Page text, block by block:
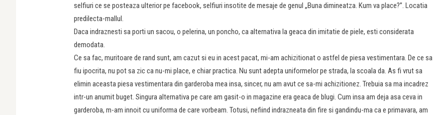
selfiuri ce se posteaza ulterior pe facebook, selfiuri insotite de mesaje de genul „Buna dimineatza. Kum va place?”. Locatia
predilecta-mallul.
Daca indraznesti sa porti un sacou, o pelerina, un poncho, ca alternativa la geaca din imitatie de piele, esti considerata
demodata.
Ce sa fac, muritoare de rand sunt, am cazut si eu in acest pacat, mi-am achizitionat o astfel de piesa vestimentara. De ce sa
fiu ipocrita, nu pot sa zic ca nu-mi place, e chiar practica. Nu sunt adepta uniformelor pe strada, la scoala da. As fi vrut sa
elimin aceasta piesa vestimentara din garderoba mea insa, sincer, nu am avut ce sa-mi achizitionez. Trebuia sa ma incadrez
intr-un anumit buget. Singura alternativa pe care am gasit-o in magazine era geaca de blugi. Cum insa am deja asa ceva in
garderoba, m-am innoit cu uniforma de care vorbeam. Totusi, nefiind indrazneata din fire si gandindu-ma ca e primavara, am